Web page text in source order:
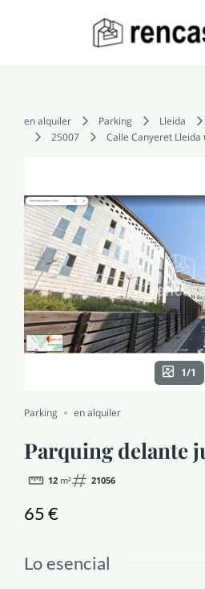
VENDER
SERVICIOS
CONOCENOS
PERFIL
en alquiler Parking Lleida
25007
Calle Canyeret Lleida
1/1
Parking en alquiler
Parquing delante
12 m² 21056
65 €
Lo esencial